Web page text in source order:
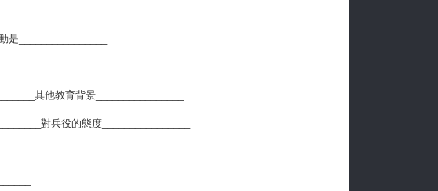
________________
其他教育背景________________
對兵役的態度________________